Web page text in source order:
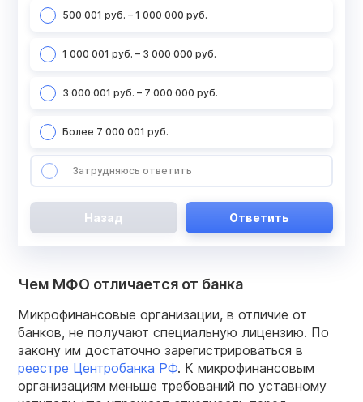
500 001 руб. – 1 000 000 руб.
1 000 001 руб. – 3 000 000 руб.
3 000 001 руб. – 7 000 000 руб.
Более 7 000 001 руб.
Затрудняюсь ответить
Назад Ответить
Чем МФО отличается от банка
Микрофинансовые организации, в отличие от
банков, не получают специальную лицензию. По
закону им достаточно зарегистрироваться в
реестре Центробанка РФ. К микрофинансовым
организациям меньше требований по уставному